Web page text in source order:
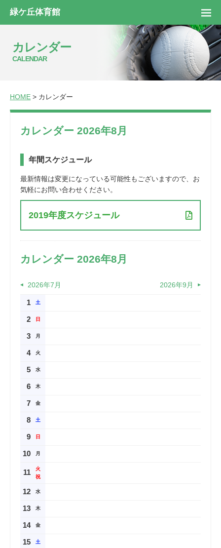
緑ケ丘体育館
カレンダー
CALENDAR
HOME > カレンダー
カレンダー 2026年8月
年間スケジュール
最新情報は変更になっている可能性もございますので、お
気軽にお問い合わせください。
2019年度スケジュール
カレンダー 2026年8月
2026年9月
2026年7月
1 土
2 日
3 月
4 火
5 水
6 木
7 金
8 土
9 日
10 月
11
火
祝
12 水
13 木
14 金
15 土